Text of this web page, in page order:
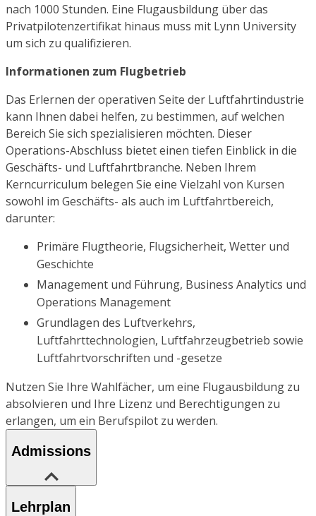
nach 1000 Stunden. Eine Flugausbildung über das
Privatpilotenzertifikat hinaus muss mit Lynn University
um sich zu qualifizieren.
Informationen zum Flugbetrieb
Das Erlernen der operativen Seite der Luftfahrtindustrie
kann Ihnen dabei helfen, zu bestimmen, auf welchen
Bereich Sie sich spezialisieren möchten. Dieser
Operations-Abschluss bietet einen tiefen Einblick in die
Geschäfts- und Luftfahrtbranche. Neben Ihrem
Kerncurriculum belegen Sie eine Vielzahl von Kursen
sowohl im Geschäfts- als auch im Luftfahrtbereich,
darunter:
Primäre Flugtheorie, Flugsicherheit, Wetter und
Geschichte
Management und Führung, Business Analytics und
Operations Management
Grundlagen des Luftverkehrs,
Luftfahrttechnologien, Luftfahrzeugbetrieb sowie
Luftfahrtvorschriften und -gesetze
Nutzen Sie Ihre Wahlfächer, um eine Flugausbildung zu
absolvieren und Ihre Lizenz und Berechtigungen zu
erlangen, um ein Berufspilot zu werden.
Admissions
Lehrplan